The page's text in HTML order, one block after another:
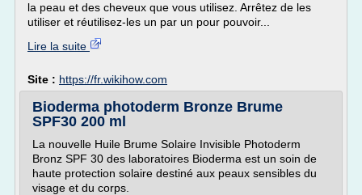
la peau et des cheveux que vous utilisez. Arrêtez de les
utiliser et réutilisez-les un par un pour pouvoir...
Lire la suite
Site : https://fr.wikihow.com
Bioderma photoderm Bronze Brume
SPF30 200 ml
La nouvelle Huile Brume Solaire Invisible Photoderm
Bronz SPF 30 des laboratoires Bioderma est un soin de
haute protection solaire destiné aux peaux sensibles du
visage et du corps.